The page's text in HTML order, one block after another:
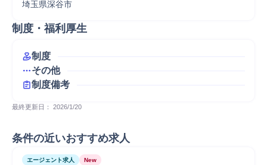
埼玉県深谷市
制度・福利厚生
制度
その他
制度備考
最終更新日： 2026/1/20
条件の近いおすすめ求人
エージェント求人 New